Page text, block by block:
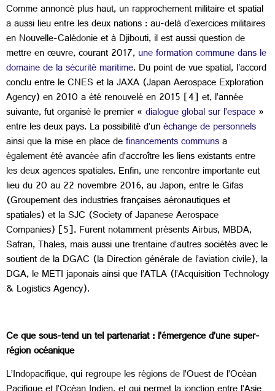
Comme annoncé plus haut, un rapprochement militaire et spatial
a aussi lieu entre les deux nations : au-delà d'exercices militaires
en Nouvelle-Calédonie et à Djibouti, il est aussi question de
mettre en œuvre, courant 2017,une formation commune dans le
domaine de la sécurité maritime. Du point de vue spatial, l'accord
conclu entre le CNES et la JAXA (Japan Aerospace Exploration
Agency) en 2010 a été renouvelé en 2015 [4] et, l’année
suivante, fut organisé le premier «dialogue global sur l’espace»
entre les deux pays. La possibilité d’unéchange de personnels
ainsi que la mise en place definancements communsa
également été avancée afin d’accroître les liens existants entre
les deux agences spatiales. Enfin, une rencontre importante eut
lieu du 20 au 22 novembre 2016, au Japon, entre le Gifas
(Groupement des industries françaises aéronautiques et
spatiales) et la SJC (Society of Japanese Aerospace
Companies) [5]. Furent notamment présents Airbus, MBDA,
Safran, Thales, mais aussi une trentaine d’autres sociétés avec le
soutient de la DGAC (la Direction générale de l’aviation civile), la
DGA, le METI japonais ainsi que l’ATLA (l’Acquisition Technology
& Logistics Agency).
Ce que sous-tend un tel partenariat : l’émergence d’une super-
région océanique
L’Indopacifique, qui regroupe les régions de l’Ouest de l’Océan